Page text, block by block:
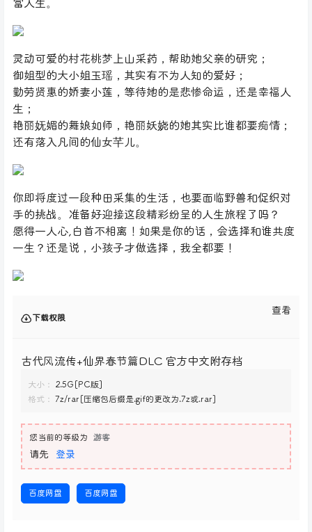
富人生。
灵动可爱的村花桃梦上山采药，帮助她父亲的研究；
御姐型的大小姐玉瑶，其实有不为人知的爱好；
勤劳贤惠的娇妻小莲，等待她的是悲惨命运，还是幸福人
生；
艳丽妩媚的舞娘如师，艳丽妖娆的她其实比谁都要痴情；
还有落入凡间的仙女芊儿。
你即将度过一段种田采集的生活，也要面临野兽和促织对
手的挑战。准备好迎接这段精彩纷呈的人生旅程了吗？
愿得一人心,白首不相离！如果是你的话，会选择和谁共度
一生？还是说，小孩子才做选择，我全都要！
下载权限
查看
古代风流传+仙界春节篇DLC 官方中文附存档
大小：
2.5G[PC版]
格式：
7z/rar[压缩包后缀是.gif的更改为.7z或.rar]
您当前的等级为 游客
请先 登录
百度网盘 百度网盘